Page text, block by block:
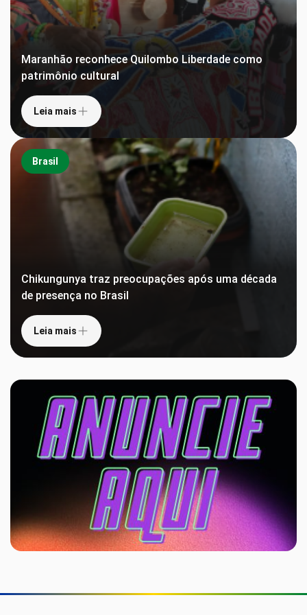
Maranhão reconhece Quilombo Liberdade como
patrimônio cultural
Leia mais
Brasil
Chikungunya traz preocupações após uma década
de presença no Brasil
Leia mais